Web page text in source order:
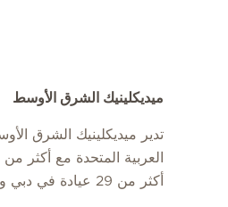
ميديكلينيك الشرق الأوسط
تدير ميديكلينيك الشرق
أكثر من 29 عيادة في دبي وأبو ظبي والعين ومنطقة الظفرة.